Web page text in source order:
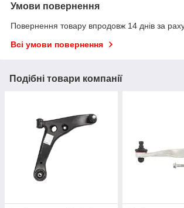
Умови повернення
Повернення товару впродовж 14 днів за
Всі умови повернення
Подібні товари компанії